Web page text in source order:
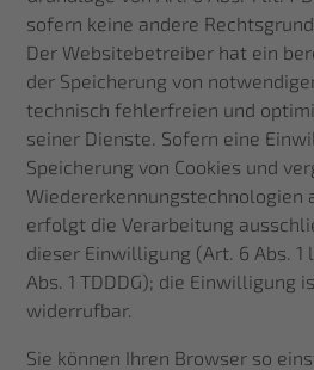
sofern keine andere
Der Websitebetreiber hat ein
der Speicherung von
technisch fehlerfreien und
seiner Dienste. Sofern eine
Speicherung von Cookies und
Wiedererkennungstechnologien
erfolgt die Verarbeitung
dieser Einwilligung (Art. 6 Abs. 1
Abs. 1 TDDDG); die Einwilligung
widerrufbar.
Sie können Ihren Browser so